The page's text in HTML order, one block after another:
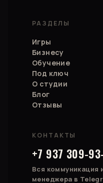
РАЗДЕЛЫ
Игры
Бизнесу
Обучение
Под ключ
О студии
Блог
Отзывы
КОНТАКТЫ
+7 937 309-
Вся коммуникация
менеджера в